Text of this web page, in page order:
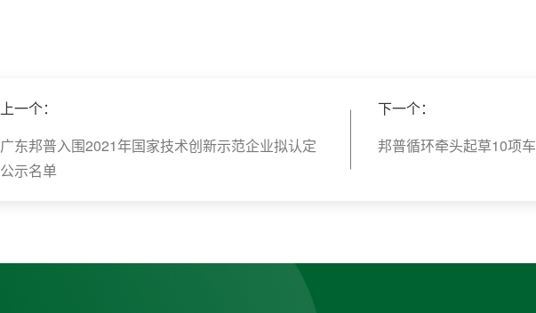
上一个：
广东邦普入围2021年国家技术创新示范企业拟认定
公示名单
下一个：
邦普循环牵头起草10项